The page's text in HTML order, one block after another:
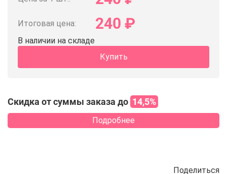
Итоговая цена: 240 ₽
В наличии на складе
Купить
Скидка от суммы заказа до 14,5%
Подробнее
Поделиться